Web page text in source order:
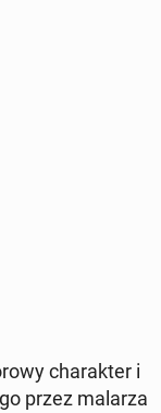
cha­rak­ter i
przez malarza